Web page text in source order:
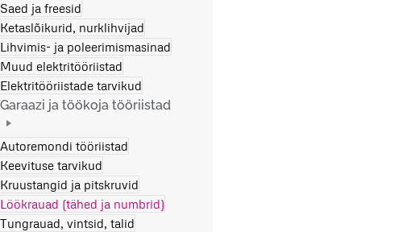
Saed ja freesid
Ketaslõikurid, nurklihvijad
Lihvimis- ja poleerimismasinad
Muud elektritööriistad
Elektritööriistade tarvikud
Garaazi ja töökoja tööriistad
Autoremondi tööriistad
Keevituse tarvikud
Kruustangid ja pitskruvid
Löökrauad (tähed ja numbrid)
Tungrauad, vintsid, talid